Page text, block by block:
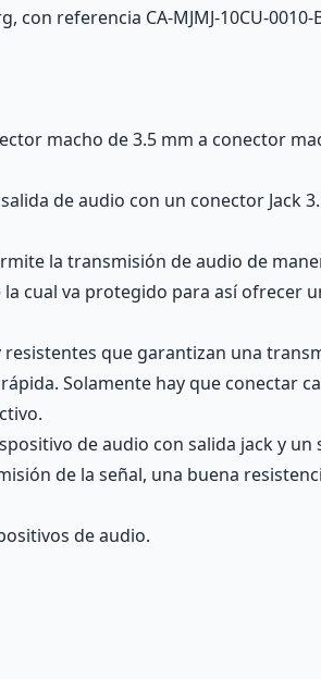
con referencia CA-MJMJ-10CU-0010-
macho de 3.5 mm a conector
de audio con un conector Jack
la transmisión de audio de
cual va protegido para así
que garantizan una
Solamente hay que conectar
de audio con salida jack y
de la señal, una buena
de audio.